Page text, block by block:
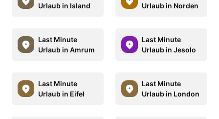
Urlaub in Island
Urlaub in Norden
Last Minute
Urlaub in Amrum
Last Minute
Urlaub in Jesolo
Last Minute
Urlaub in Eifel
Last Minute
Urlaub in London